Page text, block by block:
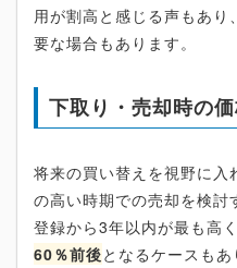
用が割高と感じる声もあ
要な場合もあります。
下取り・売却時の
将来の買い替えを視野に入
の高い時期での売却を検
登録から3年以内が最も高
60％前後となるケースも